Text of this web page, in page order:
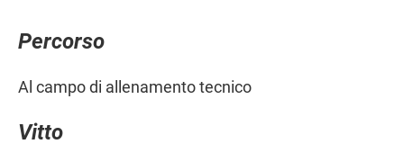
Percorso
Al campo di allenamento tecnico
Vitto